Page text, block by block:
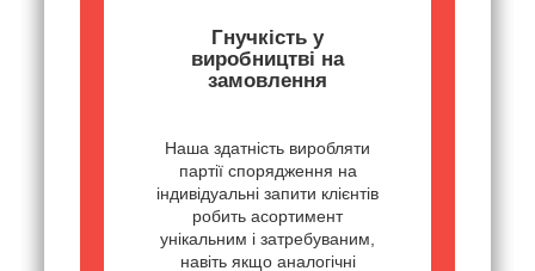
Гнучкість у
виробництві на
замовлення
Наша здатність виробляти
партії спорядження на
індивідуальні запити клієнтів
робить асортимент
унікальним і затребуваним,
навіть якщо аналогічні